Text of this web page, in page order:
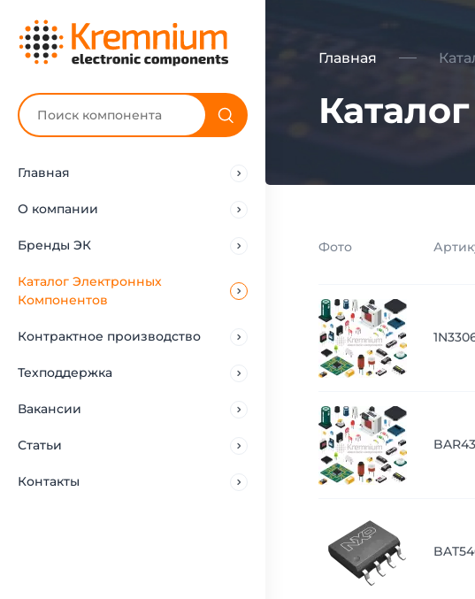
Главная
О компании
Бренды ЭК
Каталог Электронных
Компонентов
Контрактное производство
Техподдержка
Вакансии
Статьи
Контакты
Главная
Фото